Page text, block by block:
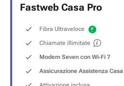
Fastweb Casa Pro
Fibra Ultraveloce
Chiamate illimitate
Modem Seven con Wi‑Fi 7
Assicurazione Assistenza Casa